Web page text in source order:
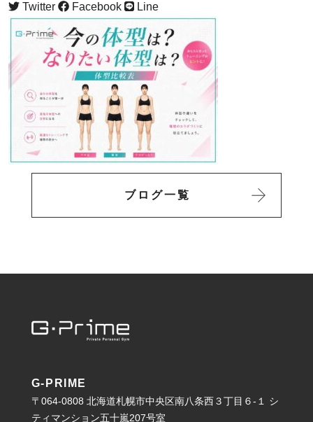
Twitter Facebook Line
ブログ一覧
G-PRIME
〒064-0808 北海道札幌市中央区南八条西３丁目６-１ シ
ティマンション五十嵐207号室